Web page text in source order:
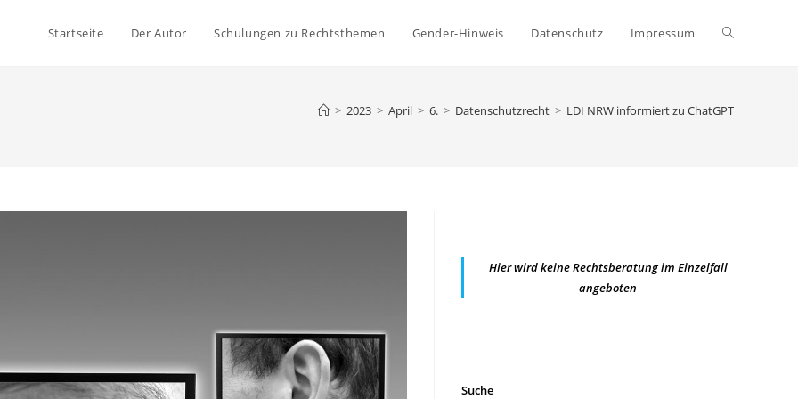
Startseite Der Autor Schulungen zu Rechtsthemen Gender-Hinweis Datenschutz Impressum Website-
> 2023 > April > 6. > Datenschutzrecht > LDI NRW informiert zu ChatGPT
Hier wird keine Rechtsberatung im Einzelfall
angeboten
Suche